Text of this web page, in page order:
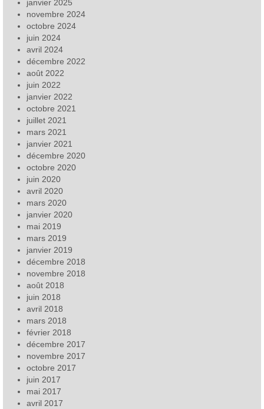
janvier 2025
novembre 2024
octobre 2024
juin 2024
avril 2024
décembre 2022
août 2022
juin 2022
janvier 2022
octobre 2021
juillet 2021
mars 2021
janvier 2021
décembre 2020
octobre 2020
juin 2020
avril 2020
mars 2020
janvier 2020
mai 2019
mars 2019
janvier 2019
décembre 2018
novembre 2018
août 2018
juin 2018
avril 2018
mars 2018
février 2018
décembre 2017
novembre 2017
octobre 2017
juin 2017
mai 2017
avril 2017